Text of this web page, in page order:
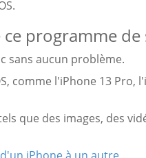
programme
sans aucun problème.
comme l'iPhone 13 Pro,
que des images, des